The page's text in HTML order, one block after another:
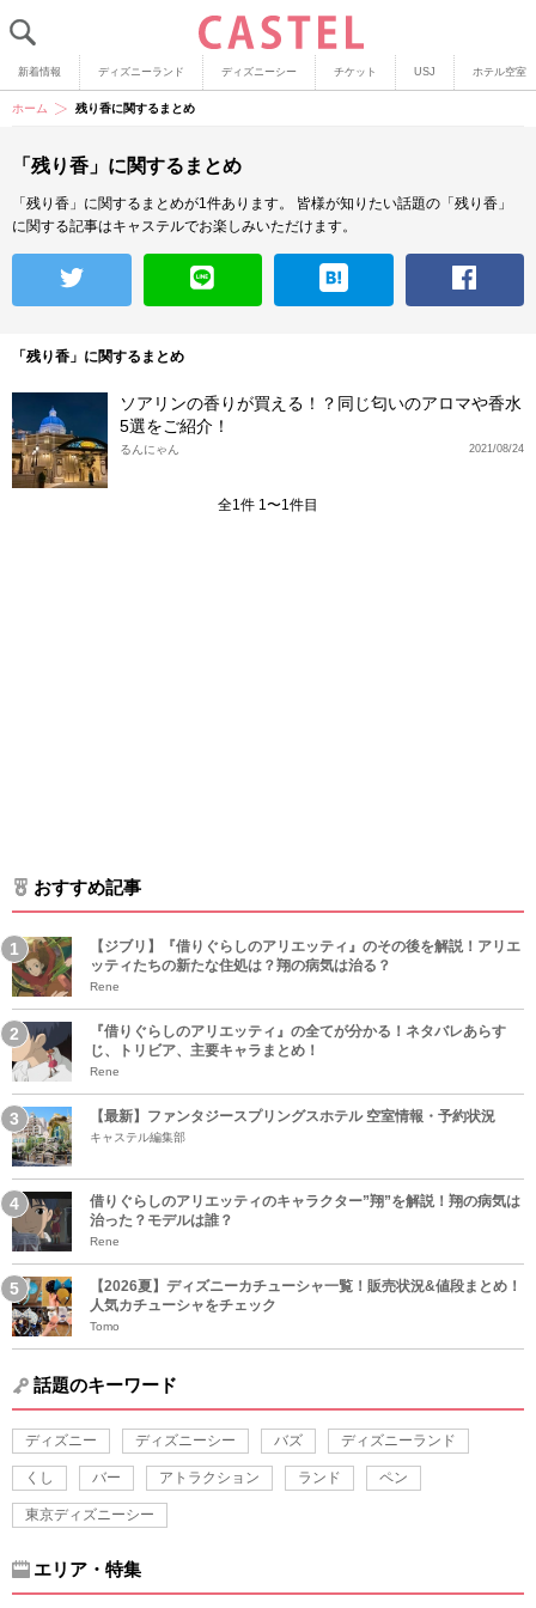
新着情報 ディズニーランド ディズニーシー チケット USJ ホテル空室
ホーム 残り香に関するまとめ
「残り香」に関するまとめ
「残り香」に関するまとめが1件あります。
皆様が知りたい話題の「残り香」
に関する記事はキャステルでお楽しみいただけます。
「残り香」に関するまとめ
ソアリンの香りが買える！？同じ匂いのアロマや香水
5選をご紹介！
2021/08/24
るんにゃん
全1件 1〜1件目
おすすめ記事
【ジブリ】『借りぐらしのアリエッティ』のその後を解説！アリエ
ッティたちの新たな住処は？翔の病気は治る？
Rene
『借りぐらしのアリエッティ』の全てが分かる！ネタバレあらす
じ、トリビア、主要キャラまとめ！
Rene
【最新】ファンタジースプリングスホテル 空室情報・予約状況
キャステル編集部
借りぐらしのアリエッティのキャラクター”翔”を解説！翔の病気は
治った？モデルは誰？
Rene
【2026夏】ディズニーカチューシャ一覧！販売状況&値段まとめ！
人気カチューシャをチェック
Tomo
話題のキーワード
ディズニー ディズニーシー バズ ディズニーランド
くし バー アトラクション ランド ペン
東京ディズニーシー
エリア・特集